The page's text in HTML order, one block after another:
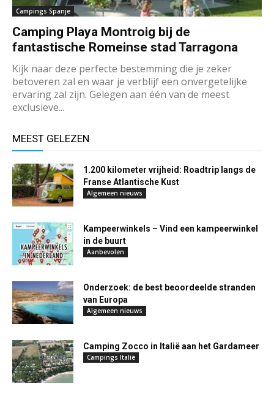
Campings Spanje
Camping Playa Montroig bij de
fantastische Romeinse stad Tarragona
Kijk naar deze perfecte bestemming die je zeker
betoveren zal en waar je verblijf een onvergetelijke
ervaring zal zijn. Gelegen aan één van de meest
exclusieve...
MEEST GELEZEN
1.200 kilometer vrijheid: Roadtrip langs de
Franse Atlantische Kust
Algemeen nieuws
Kampeerwinkels – Vind een kampeerwinkel
in de buurt
Aanbevolen
Onderzoek: de best beoordeelde stranden
van Europa
Algemeen nieuws
Camping Zocco in Italië aan het Gardameer
Campings Italië